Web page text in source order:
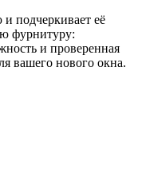
подчеркивает её
фурнитуру:
и проверенная
вашего нового окна.